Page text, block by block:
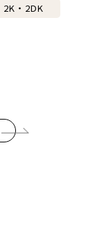
2K・2DK